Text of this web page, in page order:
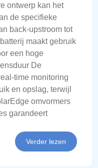
ontwerp kan het
de specifieke
back-upstroom tot
maakt gebruik
een hoge
De
time monitoring
en opslag, terwijl
omvormers
garandeert
Verder lezen